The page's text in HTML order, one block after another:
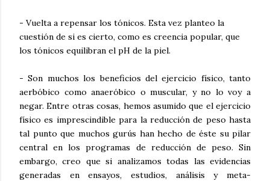
- Vuelta a repensar los tónicos. Esta vez planteo la
cuestión de si es cierto, como es creencia popular, que
los tónicos equilibran el pH de la piel.
- Son muchos los beneficios del ejercicio físico, tanto
aerbóbico como anaeróbico o muscular, y no lo voy a
negar. Entre otras cosas, hemos asumido que el ejercicio
físico es imprescindible para la reducción de peso hasta
tal punto que muchos gurús han hecho de éste su pilar
central en los programas de reducción de peso. Sin
embargo, creo que si analizamos todas las evidencias
generadas en ensayos, estudios, análisis y meta-